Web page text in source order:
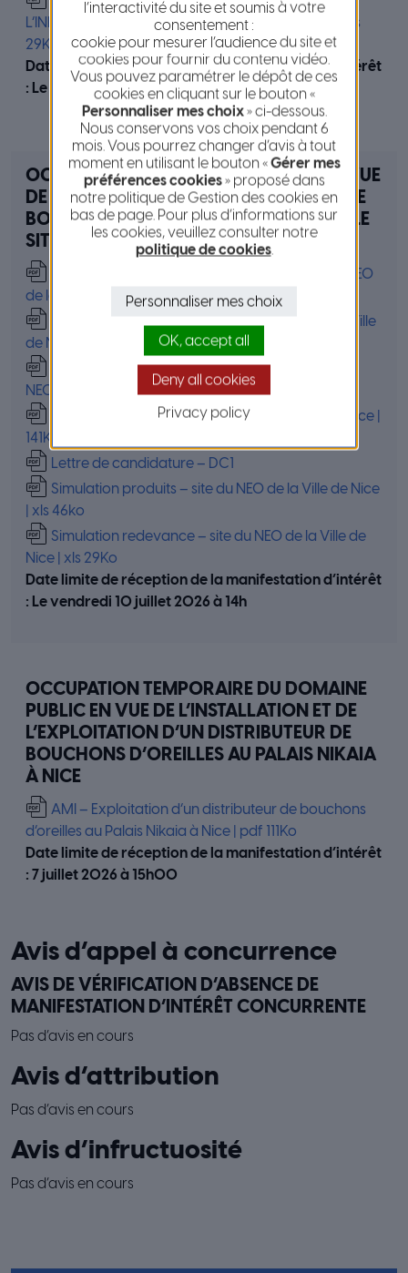
L’INNOVATION de la Métropole Nice Côte d’Azur | xls
29Ko
Date limite de réception de la manifestation d’intérêt
: Le vendredi 10 juillet 2026 à 14h
OCCUPATION DU DOMAINE PUBLIC EN VUE
DE L’EXPLOITATION DE DISTRIBUTEURS DE
BOISSONS CHAUDES ET FROIDES POUR LE
SITE DU NEO DE LA VILLE DE NICE
Avis d’appel public a la concurrence – site du NEO
de la Ville de Nice | 161Ko
Règlement de consultation – site du NEO de la Ville
de Nice | 189Ko
Convention valant cahier des charges – site du
NEO de la Ville de Nice | 215Ko
Offre du Candidat – site du NEO de la Ville de Nice |
141Ko
Lettre de candidature – DC1
Simulation produits – site du NEO de la Ville de Nice
| xls 46ko
Simulation redevance – site du NEO de la Ville de
Nice | xls 29Ko
Date limite de réception de la manifestation d’intérêt
: Le vendredi 10 juillet 2026 à 14h
OCCUPATION TEMPORAIRE DU DOMAINE
PUBLIC EN VUE DE L’INSTALLATION ET DE
L’EXPLOITATION D’UN DISTRIBUTEUR DE
BOUCHONS D’OREILLES AU PALAIS NIKAIA
À NICE
AMI – Exploitation d’un distributeur de bouchons
d’oreilles au Palais Nikaia à Nice | pdf 111Ko
Date limite de réception de la manifestation d’intérêt
: 7 juillet 2026 à 15h00
Avis d’appel à concurrence
AVIS DE VÉRIFICATION D’ABSENCE DE
MANIFESTATION D’INTÉRÊT CONCURRENTE
Pas d’avis en cours
Avis d’attribution
Pas d’avis en cours
Avis d’infructuosité
Pas d’avis en cours
l’interactivité du site et soumis à votre
consentement :
cookie pour mesurer l’audience du site et
cookies pour fournir du contenu vidéo.
Vous pouvez paramétrer le dépôt de ces
cookies en cliquant sur le bouton «
Personnaliser mes choix» ci-dessous.
Nous conservons vos choix pendant 6
mois. Vous pourrez changer d’avis à tout
moment en utilisant le bouton «Gérer mes
préférences cookies» proposé dans
notre politique de Gestion des cookies en
bas de page. Pour plus d’informations sur
les cookies, veuillez consulter notre
politique de cookies.
Personnaliser mes choix
OK, accept all
Deny all cookies
Privacy policy